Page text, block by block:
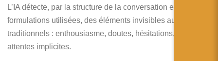
L’IA détecte, par la structure de la conversation et les
formulations utilisées, des éléments invisibles aux outils
traditionnels : enthousiasme, doutes, hésitations, freins ou
attentes implicites.